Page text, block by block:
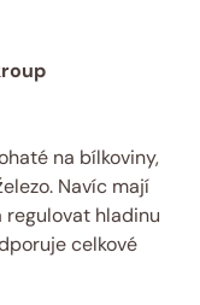
na bílkoviny,
Navíc mají
regulovat hladinu
celkové